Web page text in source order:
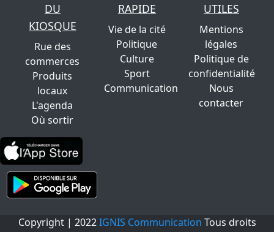
DU
KIOSQUE
Rue des
commerces
Produits
locaux
L'agenda
Où sortir
RAPIDE
Vie de la cité
Politique
Culture
Sport
Communication
UTILES
Mentions
légales
Politique de
confidentialité
Nous
contacter
Copyright | 2022IGNIS Communication Tous droits